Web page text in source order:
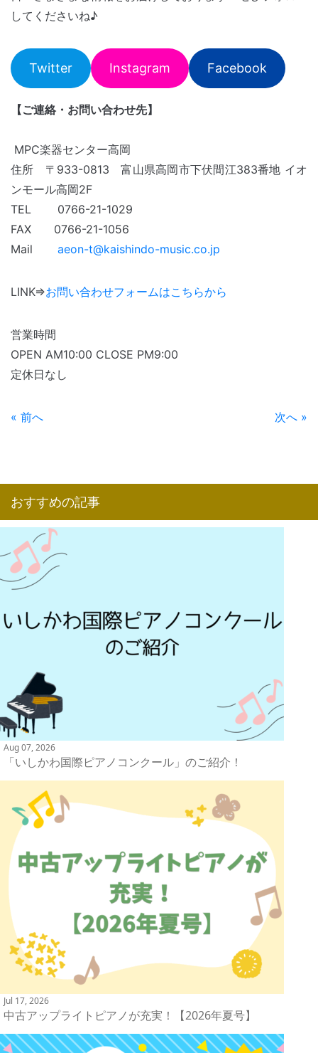
してくださいね♪
Twitter Instagram Facebook
【ご連絡・お問い合わせ先】
MPC楽器センター高岡
住所 〒933-0813 富山県高岡市下伏間江383番地 イオ
ンモール高岡2F
TEL 0766-21-1029
FAX 0766-21-1056
Mail aeon-t@kaishindo-music.co.jp
LINK⇒お問い合わせフォームはこちらから
営業時間
OPEN AM10:00 CLOSE PM9:00
定休日なし
« 前へ 次へ »
おすすめの記事
Aug 07, 2026
「いしかわ国際ピアノコンクール」のご紹介！
Jul 17, 2026
中古アップライトピアノが充実！【2026年夏号】